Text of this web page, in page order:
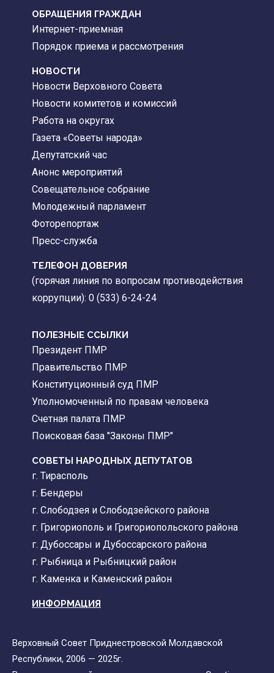
ОБРАЩЕНИЯ ГРАЖДАН
Интернет-приемная
Порядок приема и рассмотрения
НОВОСТИ
Новости Верховного Совета
Новости комитетов и комиссий
Работа на округах
Газета «Советы народа»
Депутатский час
Анонс мероприятий
Совещательное собрание
Молодежный парламент
Фоторепортаж
Пресс-служба
ТЕЛЕФОН ДОВЕРИЯ
(горячая линия по вопросам противодействия
коррупции): 0 (533) 6-24-24
ПОЛЕЗНЫЕ ССЫЛКИ
Президент ПМР
Правительство ПМР
Конституционный суд ПМР
Уполномоченный по правам человека
Счетная палата ПМР
Поисковая база "Законы ПМР"
СОВЕТЫ НАРОДНЫХ ДЕПУТАТОВ
г. Тирасполь
г. Бендеры
г. Слободзея и Слободзейского района
г. Григориополь и Григориопольского района
г. Дубоссары и Дубоссарского района
г. Рыбница и Рыбницкий район
г. Каменка и Каменский район
ИНФОРМАЦИЯ
Верховный Совет Приднестровской Молдавской
Республики, 2006 — 2025г.